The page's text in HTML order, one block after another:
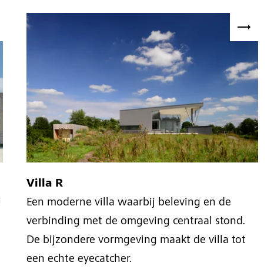
Villa R
Een moderne villa waarbij beleving en de
verbinding met de omgeving centraal stond.
De bijzondere vormgeving maakt de villa tot
een echte eyecatcher.